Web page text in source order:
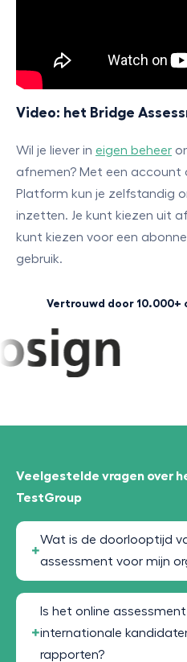
Video: het Bridge
Wil je liever in eigen beheer
afnemen? Met een account
Platform kun je zelfstandig
inzetten. Je kunt kiezen uit
kunt kiezen voor een
gebruik.
Vertrouwd door 10.000+
Veelgestelde vragen over
TestGroup
Wat is de doorlooptijd
assessment voor mijn
Is het online
internationale
rapporten?